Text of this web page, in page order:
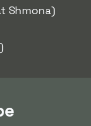
Shmona)